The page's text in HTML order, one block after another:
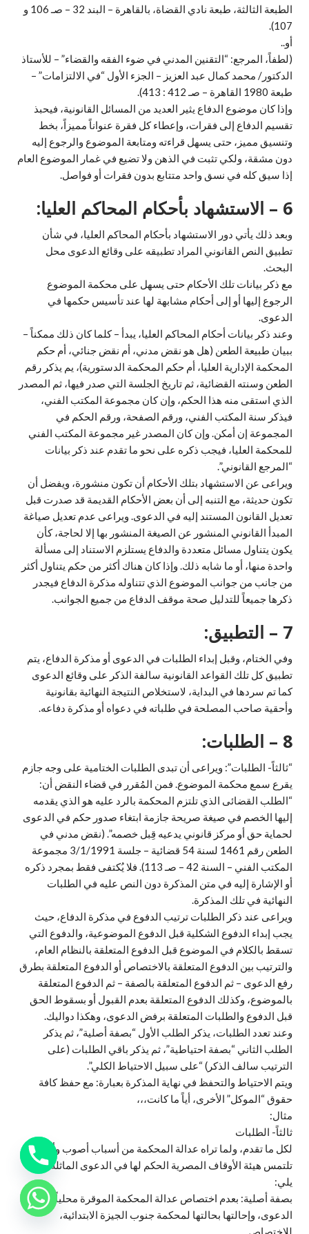
الطبعة الثالثة، طبعة نادي القضاة، بالقاهرة – البند 32 – صـ 106 و
107).
أو..
(لطفاً، المرجع: “التقنين المدني في ضوء الفقه والقضاء” – للأستاذ
الدكتور/ محمد كمال عبد العزيز – الجزء الأول “في الالتزامات” –
طبعة 1980 القاهرة – صـ 412 : 413).
وإذا كان موضوع الدفاع يثير العديد من المسائل القانونية، فيحبذ
تقسيم الدفاع إلى فقرات، وإعطاء كل فقرة عنواناً مميزاً، بخط
وتنسيق مميز، حتى يسهل قراءته ومتابعة الموضوع والرجوع إليه
دون مشقة، ولكي تثبت في الذهن ولا تضيع في غمار الموضوع العام
إذا سيق كله في نسق واحد متتابع بدون فقرات أو فواصل.
6 – الاستشهاد بأحكام المحاكم العليا:
وبعد ذلك يأتي دور الاستشهاد بأحكام المحاكم العليا، في شأن
تطبيق النص القانوني المراد تطبيقه على وقائع الدعوى محل
البحث.
مع ذكر بيانات تلك الأحكام حتى يسهل على محكمة الموضوع
الرجوع إليها أو إلى أحكام مشابهة لها عند تأسيس حكمها في
الدعوى.
وعند ذكر بيانات أحكام المحاكم العليا، يبدأ – كلما كان ذلك ممكناً –
ببيان طبيعة الطعن (هل هو نقض مدني، أم نقض جنائي، أم حكم
المحكمة الإدارية العليا، أم حكم المحكمة الدستورية)، يم يذكر رقم
الطعن وسنته القضائية، ثم تاريخ الجلسة التي صدر فيها، ثم المصدر
الذي استقى منه هذا الحكم، وإن كان مجموعة المكتب الفني،
فيذكر سنة المكتب الفني، ورقم الصفحة، ورقم الحكم في
المجموعة إن أمكن. وإن كان المصدر غير مجموعة المكتب الفني
للمحكمة العليا، فيجب ذكره على نحو ما تقدم عند ذكر بيانات
“المرجع القانوني”.
ويراعى عن الاستشهاد بتلك الأحكام أن تكون منشورة، ويفضل أن
تكون حديثة، مع التنبه إلى أن بعض الأحكام القديمة قد صدرت قبل
تعديل القانون المستند إليه في الدعوى. ويراعى عدم تعديل صياغة
المبدأ القانوني المنشور عن الصيغة المنشور بها إلا لحاجة، كأن
يكون يتناول مسائل متعددة والدفاع يستلزم الاستناد إلى مسألة
واحدة منها، أو ما شابه ذلك. وإذا كان هناك أكثر من حكم يتناول أكثر
من جانب من جوانب الموضوع الذي تتناوله مذكرة الدفاع فيجدر
ذكرها جميعاً للتدليل صحة موقف الدفاع من جميع الجوانب.
7 – التطبيق:
وفي الختام، وقبل إبداء الطلبات في الدعوى أو مذكرة الدفاع، يتم
تطبيق كل تلك القواعد القانونية سالفة الذكر على وقائع الدعوى
كما تم سردها في البداية، لاستخلاص النتيجة النهائية بقانونية
وأحقية صاحب المصلحة في طلباته في دعواه أو مذكرة دفاعه.
8 – الطلبات:
“ثالثاً- الطلبات”: ويراعى أن تبدى الطلبات الختامية على وجه جازم
يقرع سمع محكمة الموضوع. فمن المُقرر في قضاء النقض أن:
“الطلب القضائى الذي تلتزم المحكمة بالرد عليه هو الذي يقدمه
إليها الخصم في صيغة صريحة جازمة ابتغاء صدور حكم في الدعوى
لحماية حق أو مركز قانوني يدعيه قِبل خصمه”. (نقض مدني في
الطعن رقم 1461 لسنة 54 قضائية – جلسة 3/1/1991 مجموعة
المكتب الفني – السنة 42 – صـ 113). فلا يُكتفى فقط بمجرد ذكره
أو الإشارة إليه في متن المذكرة دون النص عليه في الطلبات
النهائية في تلك المذكرة.
ويراعى عند ذكر الطلبات ترتيب الدفوع في مذكرة الدفاع، حيث
يجب إبداء الدفوع الشكلية قبل الدفوع الموضوعية، والدفوع التي
تسقط بالكلام في الموضوع قبل الدفوع المتعلقة بالنظام العام،
والترتيب بين الدفوع المتعلقة بالاختصاص أو الدفوع المتعلقة بطرق
رفع الدعوى – ثم الدفوع المتعلقة بالصفة – ثم الدفوع المتعلقة
بالموضوع، وكذلك الدفوع المتعلقة بعدم القبول أو بسقوط الحق
قبل الدفوع والطلبات المتعلقة برفض الدعوى، وهكذا دواليك.
وعند تعدد الطلبات، يذكر الطلب الأول “بصفة أصلية”، ثم يذكر
الطلب الثاني “بصفة احتياطية”، ثم يذكر باقي الطلبات (على
الترتيب سالف الذكر) “على سبيل الاحتياط الكلي”.
ويتم الاحتياط والتحفظ في نهاية المذكرة بعبارة: مع حفظ كافة
حقوق “الموكل” الأخرى، أياً ما كانت،،،
مثال:
ثالثاً- الطلبات
لكل ما تقدم، ولما تراه عدالة المحكمة من أسباب أصوب وأرشد،
تلتمس هيئة الأوقاف المصرية الحكم لها في الدعوى الماثلة بما
يلي:
بصفة أصلية: بعدم اختصاص عدالة المحكمة الموقرة محلياً بنظر
الدعوى، وإحالتها بحالتها لمحكمة جنوب الجيزة الابتدائية،
للاختصاص.